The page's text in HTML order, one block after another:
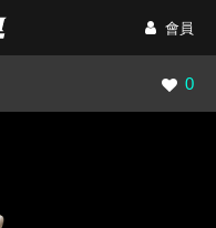
會員
瀏覽
0